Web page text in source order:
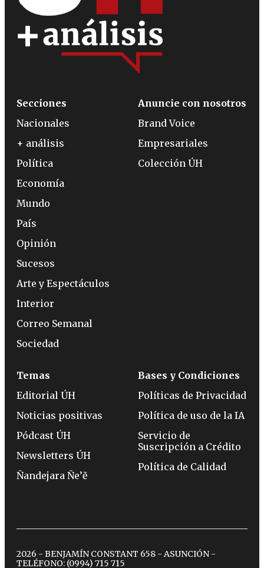
Secciones
Nacionales
+ análisis
Política
Economía
Mundo
País
Opinión
Sucesos
Arte y Espectáculos
Interior
Correo Semanal
Sociedad
Anuncie con nosotros
Brand Voice
Empresariales
Colección ÚH
Temas
Editorial ÚH
Noticias positivas
Pódcast ÚH
Newsletters ÚH
Ñandejara Ñe’ẽ
Bases y Condiciones
Políticas de Privacidad
Política de uso de la IA
Servicio de
Suscripción a Crédito
Política de Calidad
2026 - BENJAMÍN CONSTANT 658 - ASUNCIÓN -
TELÉFONO: (0994) 715 715